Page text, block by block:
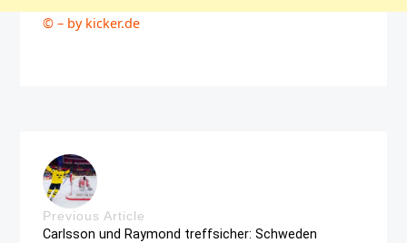
© – by kicker.de
Previous Article
Carlsson und Raymond treffsicher: Schweden